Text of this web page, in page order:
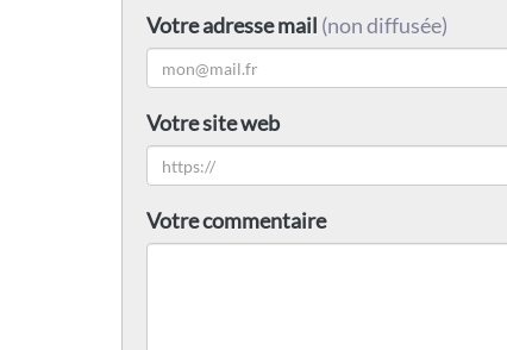
Votre adresse mail (non diffusée)
Votre site web
Votre commentaire